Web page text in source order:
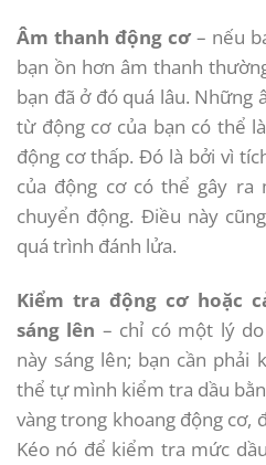
Âm thanh động cơ– nếu
bạn ồn hơn âm thanh
bạn đã ở đó quá lâu. Những
từ động cơ của bạn có thể
động cơ thấp. Đó là bởi vì
của động cơ có thể gây ra
chuyển động. Điều này
quá trình đánh lửa.
Kiểm tra động cơ hoặc
sáng lên – chỉ có một lý
này sáng lên; bạn cần phải
thể tự mình kiểm tra dầu
vàng trong khoang động cơ,
Kéo nó để kiểm tra mức